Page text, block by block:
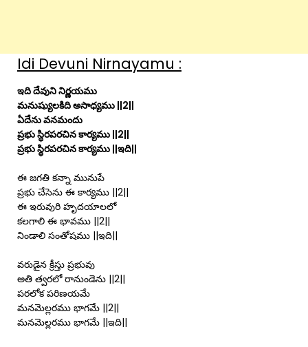
Idi Devuni Nirnayamu :
ఇది దేవుని నిర్ణయము
మనుష్యులకిది అసాధ్యము ||2||
ఏదేను వనమందు
ప్రభు స్థిరపరచిన కార్యము ||2||
ప్రభు స్థిరపరచిన కార్యము ||ఇది||
ఈ జగతి కన్నా మునుపే
ప్రభు చేసెను ఈ కార్యము ||2||
ఈ ఇరువురి హృదయాలలో
కలగాలి ఈ భావము ||2||
నిండాలి సంతోషము ||ఇది||
వరుడైన క్రీస్తు ప్రభువు
అతి త్వరలో రానుండెను ||2||
పరలోక పరిణయమే
మనమెల్లరము భాగమే ||2||
మనమెల్లరము భాగమే ||ఇది||